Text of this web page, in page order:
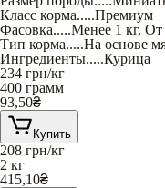
Класс корма.....Премиум
Фасовка.....Менее 1 кг, От
Тип корма.....На основе
Ингредиенты.....Курица
234 грн/кг
400 грамм
93,50₴
Купить
208 грн/кг
2 кг
415,10₴